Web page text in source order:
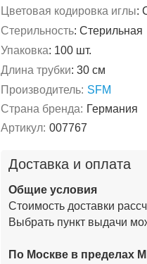
Цветовая кодировка иглы:
Стерильность: Стерильная
Упаковка: 100 шт.
Длина трубки: 30 см
Производитель: SFM
Страна бренда: Германия
Артикул: 007767
Доставка и оплата
Общие условия
Стоимость доставки
Выбрать пункт выдачи
По Москве в пределах